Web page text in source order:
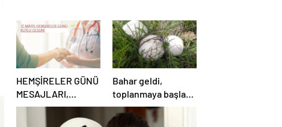
HEMŞİRELER GÜNÜ
MESAJLARI,
SÖZLERİ 2025!
Sevgiliye, arkadaşa,
Bahar geldi,
toplanmaya başladı!
Erzurum’da
vatandaşlara zehirli